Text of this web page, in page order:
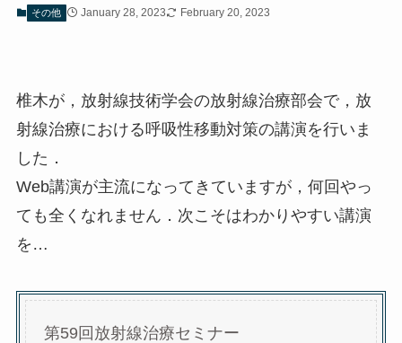
その他 January 28, 2023 February 20, 2023
椎木が，放射線技術学会の放射線治療部会で，放
射線治療における呼吸性移動対策の講演を行いま
した．
Web講演が主流になってきていますが，何回やっ
ても全くなれません．次こそはわかりやすい講演
を…
第59回放射線治療セミナー